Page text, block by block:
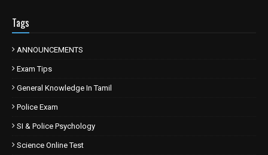
Tags
ANNOUNCEMENTS
Exam Tips
General Knowledge In Tamil
Police Exam
SI & Police Psychology
Science Online Test